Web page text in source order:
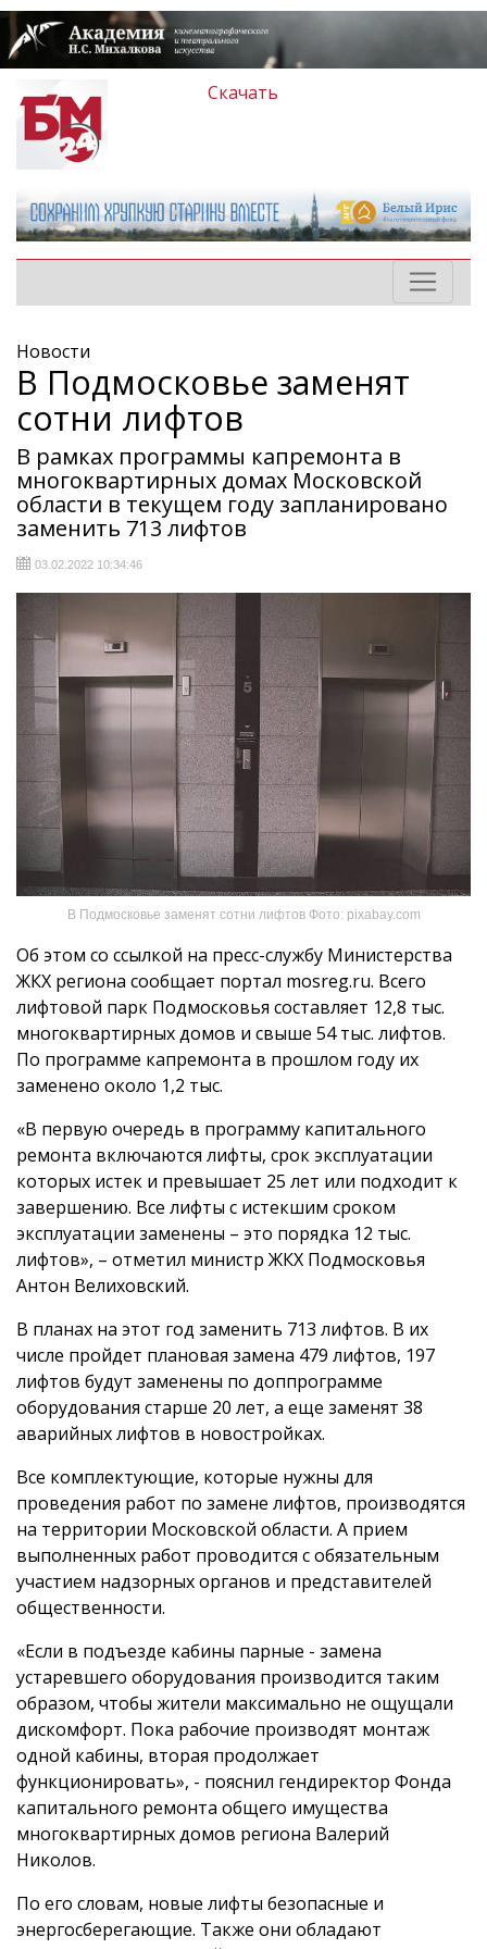
Скачать
Новости
В Подмосковье заменят
сотни лифтов
В рамках программы капремонта в
многоквартирных домах Московской
области в текущем году запланировано
заменить 713 лифтов
03.02.2022 10:34:46
В Подмосковье заменят сотни лифтов Фото: pixabay.com
Об этом со ссылкой на пресс-службу Министерства
ЖКХ региона сообщает портал mosreg.ru. Всего
лифтовой парк Подмосковья составляет 12,8 тыс.
многоквартирных домов и свыше 54 тыс. лифтов.
По программе капремонта в прошлом году их
заменено около 1,2 тыс.
«В первую очередь в программу капитального
ремонта включаются лифты, срок эксплуатации
которых истек и превышает 25 лет или подходит к
завершению. Все лифты с истекшим сроком
эксплуатации заменены – это порядка 12 тыс.
лифтов», – отметил министр ЖКХ Подмосковья
Антон Велиховский.
В планах на этот год заменить 713 лифтов. В их
числе пройдет плановая замена 479 лифтов, 197
лифтов будут заменены по доппрограмме
оборудования старше 20 лет, а еще заменят 38
аварийных лифтов в новостройках.
Все комплектующие, которые нужны для
проведения работ по замене лифтов, производятся
на территории Московской области. А прием
выполненных работ проводится с обязательным
участием надзорных органов и представителей
общественности.
«Если в подъезде кабины парные - замена
устаревшего оборудования производится таким
образом, чтобы жители максимально не ощущали
дискомфорт. Пока рабочие производят монтаж
одной кабины, вторая продолжает
функционировать», - пояснил гендиректор Фонда
капитального ремонта общего имущества
многоквартирных домов региона Валерий
Николов.
По его словам, новые лифты безопасные и
энергосберегающие. Также они обладают